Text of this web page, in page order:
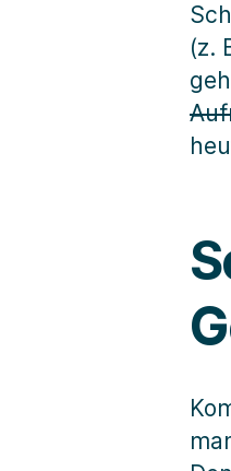
(z.